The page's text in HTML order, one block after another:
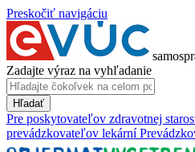
Preskočiť navigáciu
Zadajte výraz na vyhľadanie
Hľadať
Pre poskytovateľov zdravotnej
prevádzkovateľov lekární